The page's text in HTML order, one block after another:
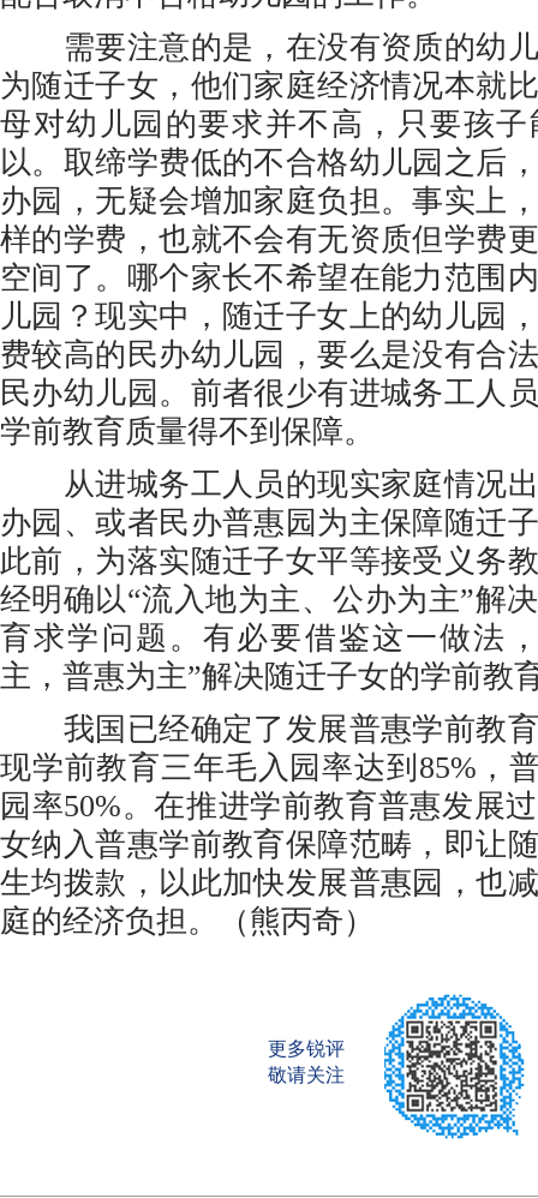
需要注意的是，在没有资质的幼儿
为随迁子女，他们家庭经济情况本就
母对幼儿园的要求并不高，只要孩
以。取缔学费低的不合格幼儿园之后
办园，无疑会增加家庭负担。事实上
样的学费，也就不会有无资质但学费
空间了。哪个家长不希望在能力范围
儿园？现实中，随迁子女上的幼儿园
费较高的民办幼儿园，要么是没有合
民办幼儿园。前者很少有进城务工人
学前教育质量得不到保障。
从进城务工人员的现实家庭情况出
办园、或者民办普惠园为主保障随迁
此前，为落实随迁子女平等接受义务
经明确以“流入地为主、公办为主”解
育求学问题。有必要借鉴这一做法
主，普惠为主”解决随迁子女的学前教
我国已经确定了发展普惠学前教育
现学前教育三年毛入园率达到85%，
园率50%。在推进学前教育普惠发展
女纳入普惠学前教育保障范畴，即让
生均拨款，以此加快发展普惠园，也
庭的经济负担。（熊丙奇）
更多锐评
敬请关注